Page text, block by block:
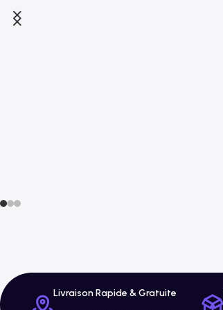
Livraison Rapide & Gratuite